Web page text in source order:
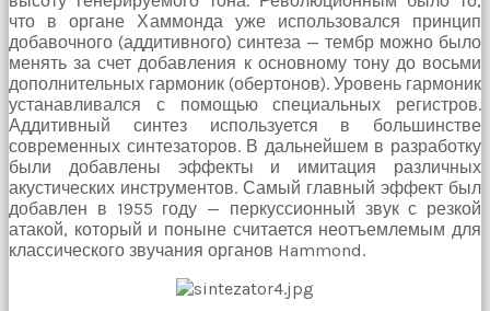
tutup
içeri
çekti
ve
kızmaya
başladı
sex
hikayeleri
Onun
derdinin
dermanı
benim
sikimde
что в органе Хаммонда уже использовался принцип
добавочного (аддитивного) синтеза — тембр можно было
менять за счет добавления к основному тону до восьми
дополнительных гармоник (обертонов). Уровень гармоник
устанавливался с помощью специальных регистров.
Аддитивный синтез используется в большинстве
современных синтезаторов. В дальнейшем в разработку
были добавлены эффекты и имитация различных
акустических инструментов. Самый главный эффект был
добавлен в 1955 году — перкуссионный звук с резкой
атакой, который и поныне считается неотъемлемым для
классического звучания органов Hammond.